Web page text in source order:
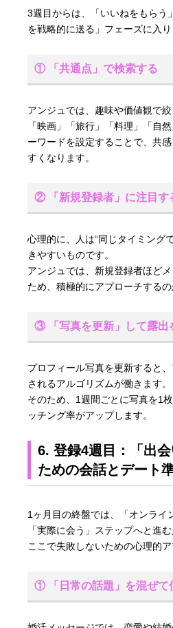
3週目からは、「いいねをもらう
を戦略的に送る」フェーズに入り
① 「共通点」で検索する
アンジュでは、趣味や価値観で絞
「映画」「旅行」「料理」「自
ーワードを設定することで、共
すくなります。
② 「新規登録者」に注目す
心理的に、人は“同じタイミング
きやすいものです。
アンジュでは、新規登録者ほど
ため、積極的にアプローチするの
③ 「写真を更新」して露出
プロフィール写真を更新すると
されるアルゴリズムが働きます。
そのため、1週間ごとに写真を1
ッチング率がアップします。
6. 登録4週目：「出会
ための会話とデート
1ヶ月目の終盤では、「オンライ
「実際に会う」ステップへと進
ここで失敗しないための心理的
① 「日常の話題」を混ぜて